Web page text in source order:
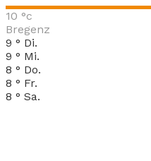
10 °c
Bregenz
9 ° Di.
9 ° Mi.
8 ° Do.
8 ° Fr.
8 ° Sa.